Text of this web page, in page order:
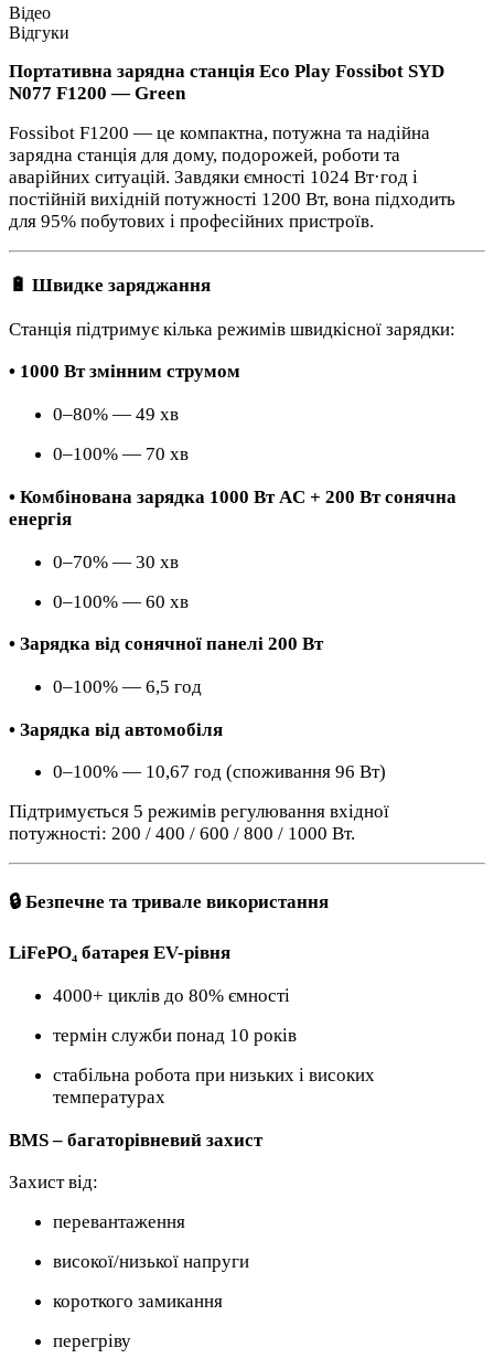
Відео
Відгуки
Портативна зарядна станція Eco Play Fossibot SYD
N077 F1200 — Green
Fossibot F1200 — це компактна, потужна та надійна
зарядна станція для дому, подорожей, роботи та
аварійних ситуацій. Завдяки ємності 1024 Вт·год і
постійній вихідній потужності 1200 Вт, вона підходить
для 95% побутових і професійних пристроїв.
🔋 Швидке заряджання
Станція підтримує кілька режимів швидкісної зарядки:
• 1000 Вт змінним струмом
0–80% — 49 хв
0–100% — 70 хв
• Комбінована зарядка 1000 Вт AC + 200 Вт сонячна
енергія
0–70% — 30 хв
0–100% — 60 хв
• Зарядка від сонячної панелі 200 Вт
0–100% — 6,5 год
• Зарядка від автомобіля
0–100% — 10,67 год (споживання 96 Вт)
Підтримується 5 режимів регулювання вхідної
потужності: 200 / 400 / 600 / 800 / 1000 Вт.
🔒 Безпечне та тривале використання
LiFePO₄ батарея EV-рівня
4000+ циклів до 80% ємності
термін служби понад 10 років
стабільна робота при низьких і високих
температурах
BMS – багаторівневий захист
Захист від:
перевантаження
високої/низької напруги
короткого замикання
перегріву